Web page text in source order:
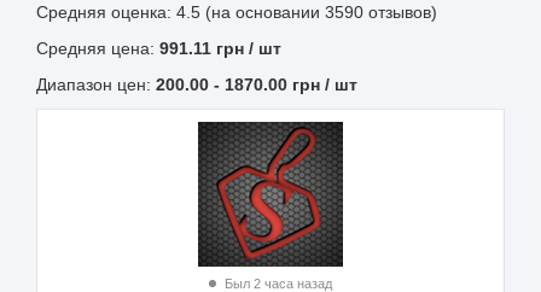
Средняя оценка: 4.5 (на основании 3590 отзывов)
Средняя цена: 991.11 грн / шт
Диапазон цен: 200.00 - 1870.00 грн / шт
Был 2 часа назад